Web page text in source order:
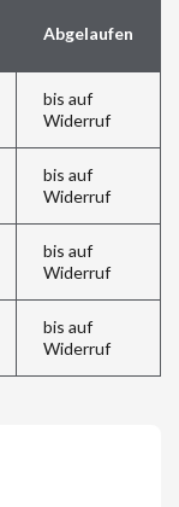
Abgelaufen
bis auf
Widerruf
bis auf
Widerruf
bis auf
Widerruf
bis auf
Widerruf